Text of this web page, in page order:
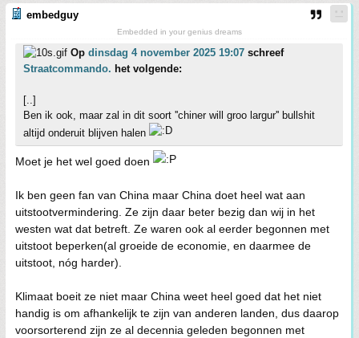
embedguy
Embedded in your genius dreams
Op dinsdag 4 november 2025 19:07 schreef
Straatcommando. het volgende:
[..]
Ben ik ook, maar zal in dit soort ''chiner will groo largur'' bullshit
altijd onderuit blijven halen
Moet je het wel goed doen
Ik ben geen fan van China maar China doet heel wat aan
uitstootvermindering. Ze zijn daar beter bezig dan wij in het
westen wat dat betreft. Ze waren ook al eerder begonnen met
uitstoot beperken(al groeide de economie, en daarmee de
uitstoot, nóg harder).
Klimaat boeit ze niet maar China weet heel goed dat het niet
handig is om afhankelijk te zijn van anderen landen, dus daarop
voorsorterend zijn ze al decennia geleden begonnen met